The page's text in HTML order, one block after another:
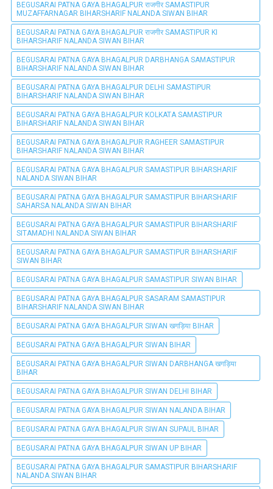
BEGUSARAI PATNA GAYA BHAGALPUR राजगीर SAMASTIPUR
MUZAFFARNAGAR BIHARSHARIF NALANDA SIWAN BIHAR
BEGUSARAI PATNA GAYA BHAGALPUR राजगीर SAMASTIPUR KI
BIHARSHARIF NALANDA SIWAN BIHAR
BEGUSARAI PATNA GAYA BHAGALPUR DARBHANGA SAMASTIPUR
BIHARSHARIF NALANDA SIWAN BIHAR
BEGUSARAI PATNA GAYA BHAGALPUR DELHI SAMASTIPUR
BIHARSHARIF NALANDA SIWAN BIHAR
BEGUSARAI PATNA GAYA BHAGALPUR KOLKATA SAMASTIPUR
BIHARSHARIF NALANDA SIWAN BIHAR
BEGUSARAI PATNA GAYA BHAGALPUR RAGHEER SAMASTIPUR
BIHARSHARIF NALANDA SIWAN BIHAR
BEGUSARAI PATNA GAYA BHAGALPUR SAMASTIPUR BIHARSHARIF
NALANDA SIWAN BIHAR
BEGUSARAI PATNA GAYA BHAGALPUR SAMASTIPUR BIHARSHARIF
SAHARSA NALANDA SIWAN BIHAR
BEGUSARAI PATNA GAYA BHAGALPUR SAMASTIPUR BIHARSHARIF
SITAMADHI NALANDA SIWAN BIHAR
BEGUSARAI PATNA GAYA BHAGALPUR SAMASTIPUR BIHARSHARIF
SIWAN BIHAR
BEGUSARAI PATNA GAYA BHAGALPUR SAMASTIPUR SIWAN BIHAR
BEGUSARAI PATNA GAYA BHAGALPUR SASARAM SAMASTIPUR
BIHARSHARIF NALANDA SIWAN BIHAR
BEGUSARAI PATNA GAYA BHAGALPUR SIWAN खगड़िया BIHAR
BEGUSARAI PATNA GAYA BHAGALPUR SIWAN BIHAR
BEGUSARAI PATNA GAYA BHAGALPUR SIWAN DARBHANGA खगड़िया
BIHAR
BEGUSARAI PATNA GAYA BHAGALPUR SIWAN DELHI BIHAR
BEGUSARAI PATNA GAYA BHAGALPUR SIWAN NALANDA BIHAR
BEGUSARAI PATNA GAYA BHAGALPUR SIWAN SUPAUL BIHAR
BEGUSARAI PATNA GAYA BHAGALPUR SIWAN UP BIHAR
BEGUSARAI PATNA GAYA BHAGALPUR SAMASTIPUR BIHARSHARIF
NALANDA SIWAN BIHAR